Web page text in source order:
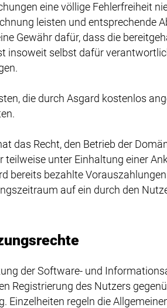
eine völlige Fehlerfreiheit
leisten und entsprechende
Gewähr dafür, dass die
insoweit selbst dafür
die durch Asgard kostenlos
das Recht, den Betrieb der
teilweise unter Einhaltung einer
bereits bezahlte
auf ein durch den
der Software- und
Registrierung des Nutzers
Einzelheiten regeln die